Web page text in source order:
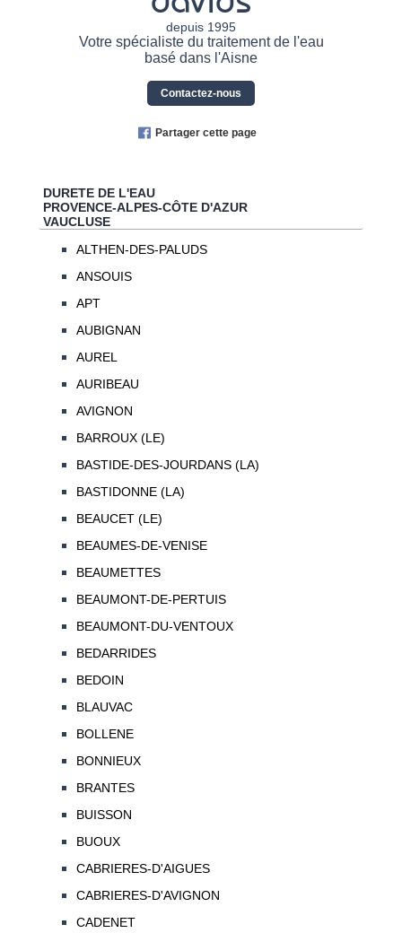
depuis 1995
Votre spécialiste du traitement de l'eau
basé dans l'Aisne
Contactez-nous
Partager cette page
DURETE DE L'EAU
PROVENCE-ALPES-CÔTE D'AZUR
VAUCLUSE
ALTHEN-DES-PALUDS
ANSOUIS
APT
AUBIGNAN
AUREL
AURIBEAU
AVIGNON
BARROUX (LE)
BASTIDE-DES-JOURDANS (LA)
BASTIDONNE (LA)
BEAUCET (LE)
BEAUMES-DE-VENISE
BEAUMETTES
BEAUMONT-DE-PERTUIS
BEAUMONT-DU-VENTOUX
BEDARRIDES
BEDOIN
BLAUVAC
BOLLENE
BONNIEUX
BRANTES
BUISSON
BUOUX
CABRIERES-D'AIGUES
CABRIERES-D'AVIGNON
CADENET